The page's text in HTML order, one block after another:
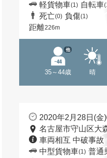
軽貨物車(1) 自転車
死亡(0) 負傷(1)
距離226m
35～44歳
他
晴
2020年2月28日(金
名古屋市守山区大
車両相互 中破事故
中型貨物車(1) 普通